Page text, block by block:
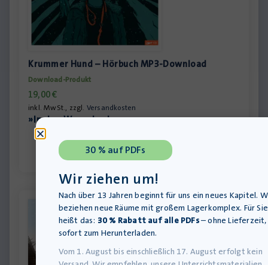
Krummer Hund – Hörbuch MP3-Download
Download-Produkt
19,00€
inkl. MwSt., zzgl. Versandkosten
»In den Warenkorb
30 % auf PDFs
Wir ziehen um!
Nach über 13 Jahren beginnt für uns ein neues Kapitel.
beziehen neue Räume mit großem Lagerkomplex. Für Sie
heißt das: 30 % Rabatt auf alle PDFs– ohne Lieferzeit,
sofort zum Herunterladen.
Vom 1. August bis einschließlich 17. August erfolgt kein